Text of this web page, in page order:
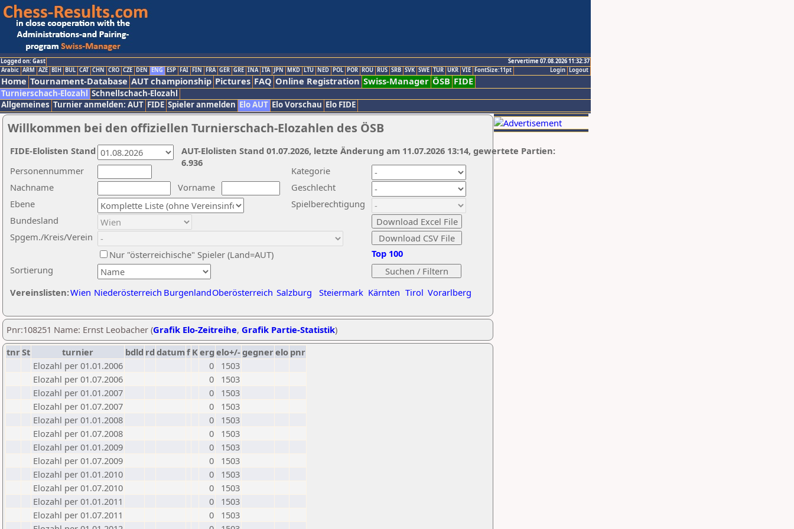
Logged on: Gast
Servertime 07.08.2026 11:32:37
Logout
Login
Arabic ARM AZE BIH BUL CAT CHN CRO CZE DEN ENG ESP FAI FIN FRA GER GRE INA ITA JPN MKD LTU NED POL POR ROU RUS SRB SVK SWE TUR UKR VIE FontSize:11pt
Home Tournament-Database AUT championship Pictures FAQ Online Registration Swiss-Manager ÖSB FIDE
Turnierschach-Elozahl Schnellschach-Elozahl
Allgemeines Turnier anmelden: AUT FIDE Spieler anmelden Elo AUT Elo Vorschau Elo FIDE
Willkommen bei den offiziellen Turnierschach-Elozahlen des ÖSB
Nachname
Vorname
Ebene
Kategorie
Sortierung
Personennummer
Bundesland
Spgem./Kreis/Verein
Geschlecht
Nur "österreichische" Spieler (Land=AUT)
Spielberechtigung
Vereinslisten:Wien Niederösterreich BurgenlandOberösterreich Salzburg Steiermark Kärnten Tirol Vorarlberg
Top 100
AUT-Elolisten Stand 01.07.2026, letzte Änderung am 11.07.2026 13:14, gewertete Partien:
6.936
FIDE-Elolisten Stand
Pnr:108251 Name: Ernst Leobacher (Grafik Elo-Zeitreihe, Grafik Partie-Statistik)
tnrSt turnier bdld rd datumf Kerg elo+/-gegnerelo pnr
Elozahl per 01.01.2006
0
1503
Elozahl per 01.07.2006
0
1503
Elozahl per 01.01.2007
0
1503
Elozahl per 01.07.2007
0
1503
Elozahl per 01.01.2008
0
1503
Elozahl per 01.07.2008
0
1503
Elozahl per 01.01.2009
0
1503
Elozahl per 01.07.2009
0
1503
Elozahl per 01.01.2010
0
1503
Elozahl per 01.07.2010
0
1503
Elozahl per 01.01.2011
0
1503
Elozahl per 01.07.2011
0
1503